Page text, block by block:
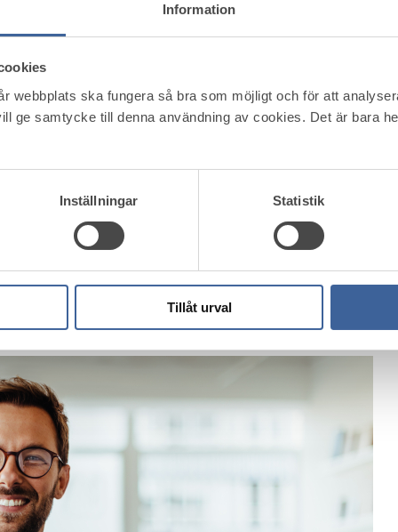
Information
webbplats ska fungera så bra som möjligt och för att
ge samtycke till denna användning av cookies. Det är bara
Inställningar Statistik
Tillåt urval